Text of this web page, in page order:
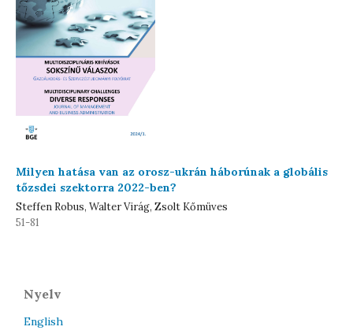
Milyen hatása van az orosz-ukrán háborúnak a globális
tőzsdei szektorra 2022-ben?
Steffen Robus, Walter Virág, Zsolt Kőmüves
51-81
Nyelv
English